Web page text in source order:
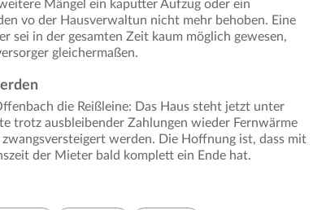
Mängel ein kaputter Aufzug oder ein
vo der Hausverwaltun nicht mehr behoben. Eine
sei in der gesamten Zeit kaum möglich gewesen,
gleichermaßen.
die Reißleine: Das Haus steht jetzt unter
trotz ausbleibender Zahlungen wieder Fernwärme
werden. Die Hoffnung ist, dass mit
der Mieter bald komplett ein Ende hat.